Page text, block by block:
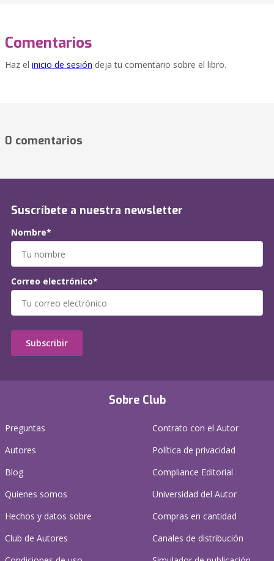
Comentarios
Haz el inicio de sesión deja tu comentario sobre el libro.
0 comentarios
Sobre Club
Preguntas
Autores
Blog
Quienes somos
Hechos y datos sobre
Club de Autores
Contrato con el Autor
Política de privacidad
Compliance Editorial
Universidad del Autor
Compras en cantidad
Canales de distribución
Suscríbete a nuestra newsletter
Nombre*
Correo electrónico*
Subscribir